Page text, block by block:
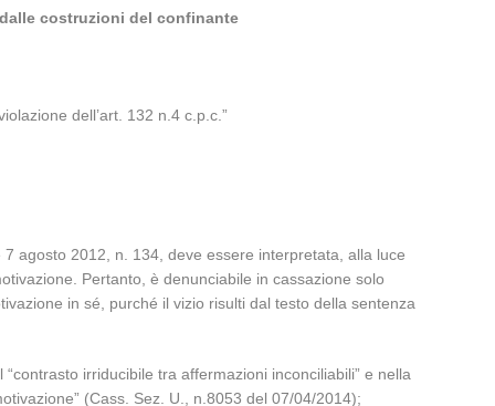
costruzioni del confinante
dell’art. 132 n.4 c.p.c.”
agosto 2012, n. 134, deve essere interpretata, alla luce
Pertanto, è denunciabile in cassazione solo
in sé, purché il vizio risulti dal testo della sentenza
irriducibile tra affermazioni inconciliabili” e nella
(Cass. Sez. U., n.8053 del 07/04/2014);